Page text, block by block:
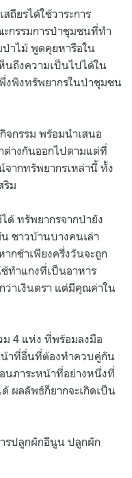
ถียรได้ใช้วาระการ
กรรมการป่าชุมชนที่ทำ
าไม้ พูดคุยหารือใน
นถึงความเป็นไปได้ใน
งพิงทรัพยากรในป่าชุมชน
กรรม พร้อมนำเสนอ
างกันออกไปตามแต่ที่
ากทรัพยากรเหล่านี้ ทั้ง
ริม
ด้ ทรัพยากรจากป่ายัง
ชาวบ้านบางคนเล่า
กช้าเพียงครึ่งวันจะถูก
ทำแกงที่เป็นอาหาร
ว่าเงินตรา แต่มีคุณค่าใน
4 แห่ง ที่พร้อมลงมือ
าที่อื่นที่ต้องทำควบคู่กัน
นภาระหน้าที่อย่างหนึ่งที่
ผลลัพธ์ก็ยากจะเกิดเป็น
รปลูกผักอีนูน ปลูกผัก